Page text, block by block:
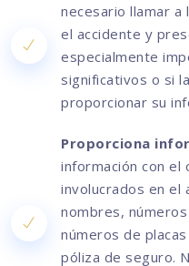
necesario llamar a
el accidente y
especialmente
significativos o si
proporcionar su
Proporciona
información con
involucrados en el
nombres,
números de
póliza de seguro.